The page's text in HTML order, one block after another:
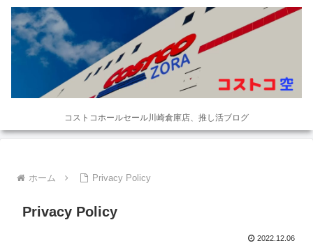
コストコホールセール川崎倉庫店、推し活ブログ
ホーム Privacy Policy
Privacy Policy
2022.12.06